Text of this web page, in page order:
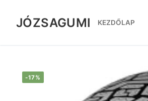
tartalomra
JÓZSAGUMI KEZDŐLAP
-17%